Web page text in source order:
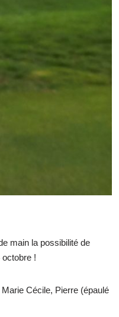
main la possibilité de
octobre !
Cécile, Pierre (épaulé